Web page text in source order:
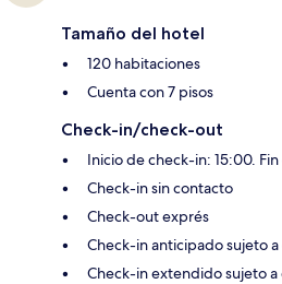
Tamaño del hotel
120 habitaciones
Cuenta con 7 pisos
Check-in/check-out
Inicio de check-in: 15:00.
Check-in sin contacto
Check-out exprés
Check-in anticipado sujeto
Check-in extendido sujeto